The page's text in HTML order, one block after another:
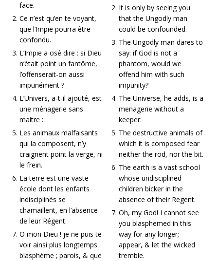
face.
Ce n’est qu’en te voyant,
que l’Impie pourra être
confondu.
L’Impie a osé dire : si Dieu
n’était point un fantôme,
l’offenserait-on aussi
impunément ?
L’Univers, a-t-il ajouté, est
une ménagerie sans
maitre :
Les animaux malfaisants
qui la composent, n’y
craignent point la verge, ni
le frein.
La terre est une vaste
école dont les enfants
indisciplinés se
chamaillent, en l’absence
de leur Régent.
O mon Dieu ! je ne puis te
voir ainsi plus longtemps
blasphème ; parois, & que
It is only by seeing you
that the Ungodly man
could be confounded.
The Ungodly man dares to
say: if God is not a
phantom, would we
offend him with such
impunity?
The Universe, he adds, is a
menagerie without a
keeper:
The destructive animals of
which it is composed fear
neither the rod, nor the bit.
The earth is a vast school
whose undisciplined
children bicker in the
absence of their Regent.
Oh, my God! I cannot see
you blasphemed in this
way for any longer;
appear, & let the wicked
tremble.